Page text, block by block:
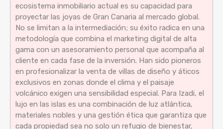
ecosistema inmobiliario actual es su capacidad para
proyectar las joyas de Gran Canaria al mercado global.
No se limitan a la intermediación; su éxito radica en una
metodología que combina el marketing digital de alta
gama con un asesoramiento personal que acompaña al
cliente en cada fase de la inversión. Han sido pioneros
en profesionalizar la venta de villas de diseño y áticos
exclusivos en zonas donde el clima y el paisaje
volcánico exigen una sensibilidad especial. Para Izadi, el
lujo en las islas es una combinación de luz atlántica,
materiales nobles y una gestión ética que garantiza que
cada propiedad sea no solo un refugio de bienestar,